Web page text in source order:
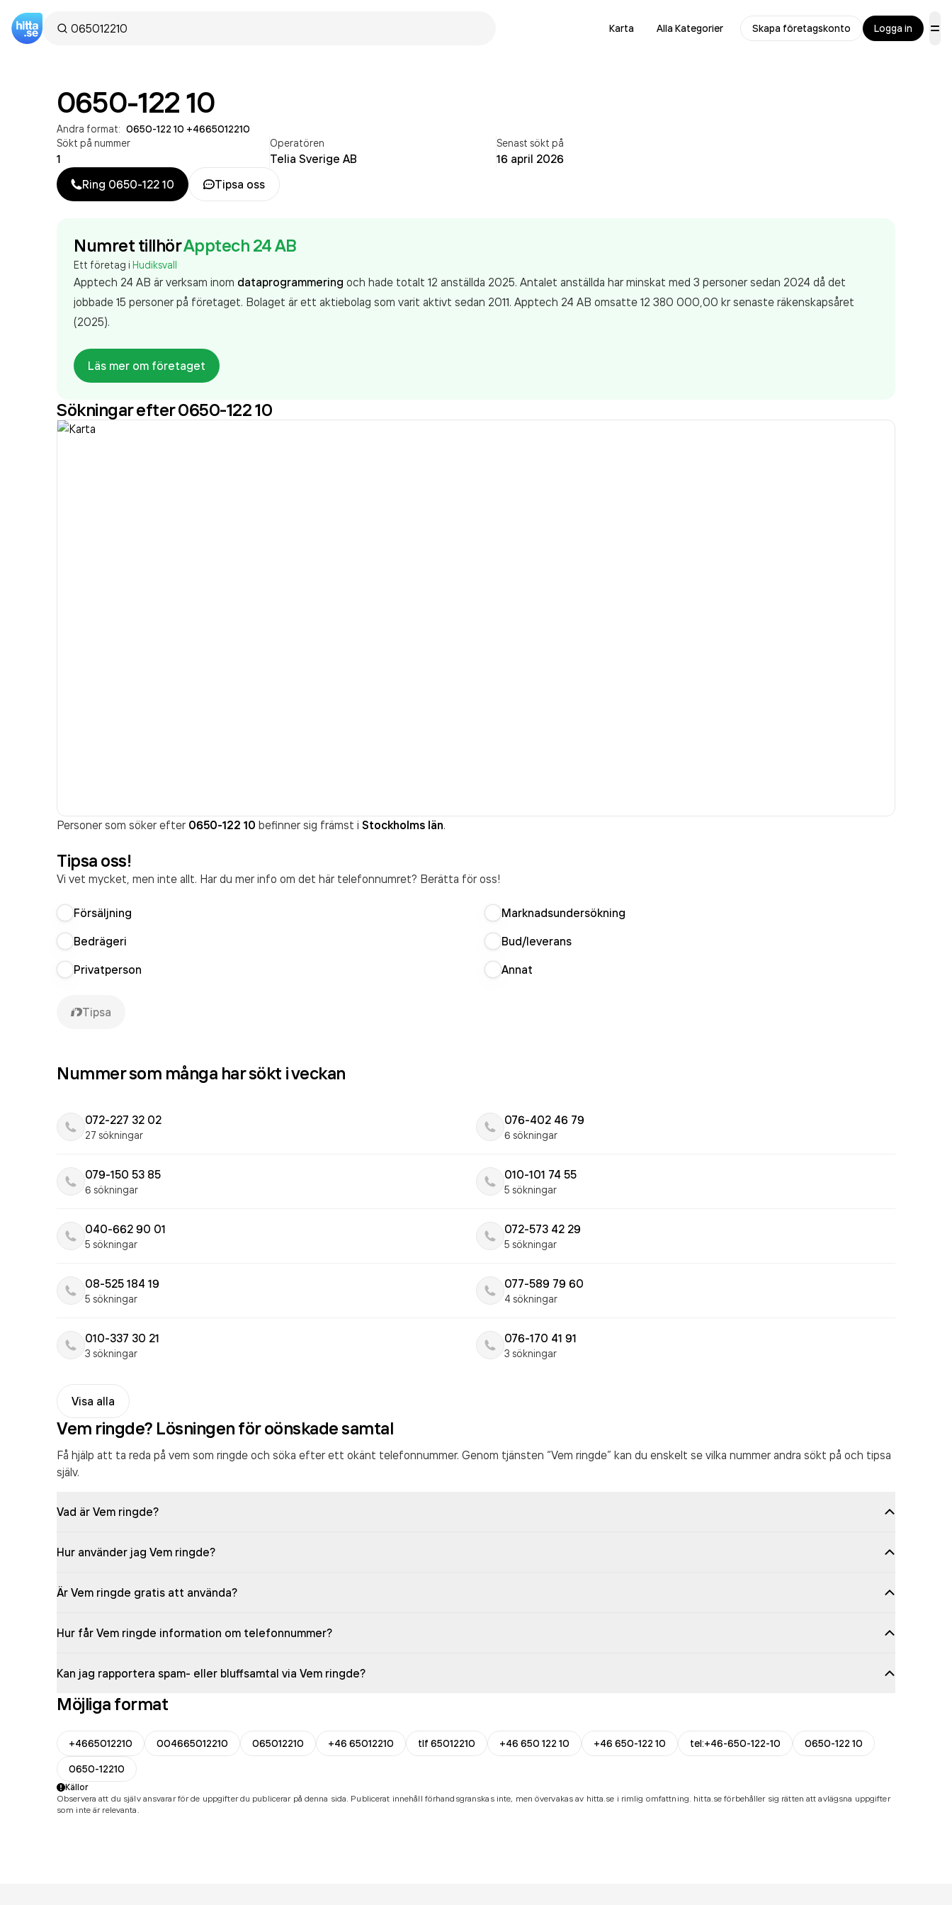
Karta Alla Kategorier Skapa företagskonto Logga in
0650-122 10
Andra format: 0650-122 10 +4665012210
Sökt på nummer
1
Operatören
Telia Sverige AB
Senast sökt på
16 april 2026
Ring 0650-122 10 Tipsa oss
Numret tillhörApptech 24 AB
Ett företag i Hudiksvall
Apptech 24 AB är verksam inom dataprogrammering och hade totalt 12 anställda 2025. Antalet anställda har minskat med 3 personer sedan 2024 då det
jobbade 15 personer på företaget. Bolaget är ett aktiebolag som varit aktivt sedan 2011. Apptech 24 AB omsatte 12 380 000,00 krsenaste räkenskapsåret
(2025).
Läs mer om företaget
Sökningar efter 0650-122 10
Personer som söker efter 0650-122 10 befinner sig främst i Stockholms län.
Tipsa oss!
Vi vet mycket, men inte allt. Har du mer info om det här telefonnumret? Berätta för oss!
Försäljning
Marknadsundersökning
Bedrägeri
Bud/leverans
Privatperson
Annat
Tipsa
Nummer som många har sökt i veckan
072-227 32 02
27 sökningar
076-402 46 79
6 sökningar
079-150 53 85
6 sökningar
010-101 74 55
5 sökningar
040-662 90 01
5 sökningar
072-573 42 29
5 sökningar
08-525 184 19
5 sökningar
077-589 79 60
4 sökningar
010-337 30 21
3 sökningar
076-170 41 91
3 sökningar
Visa alla
Vem ringde? Lösningen för oönskade samtal
Få hjälp att ta reda på vem som ringde och söka efter ett okänt telefonnummer. Genom tjänsten “Vem ringde” kan du enskelt se vilka nummer andra sökt på och tipsa
själv.
Vad är Vem ringde?
Hur använder jag Vem ringde?
Är Vem ringde gratis att använda?
Hur får Vem ringde information om telefonnummer?
Kan jag rapportera spam- eller bluffsamtal via Vem ringde?
Möjliga format
+4665012210 004665012210 065012210 +46 65012210 tlf 65012210 +46 650 122 10 +46 650-122 10 tel:+46-650-122-10
0650-122 10
0650-12210
Källor
Observera att du själv ansvarar för de uppgifter du publicerar på denna sida. Publicerat innehåll förhandsgranskas inte, men övervakas av hitta.se i rimlig omfattning. hitta.se förbehåller sig rätten att avlägsna uppgifter
som inte är relevanta.